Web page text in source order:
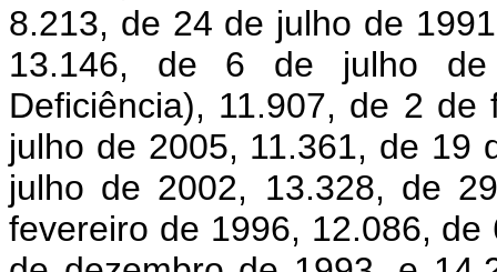
8.213, de 24 de julho de
13.146, de 6 de julho de
Deficiência), 11.907, de 2
julho de 2005, 11.361, de 19
julho de 2002, 13.328, de
fevereiro de 1996, 12.086,